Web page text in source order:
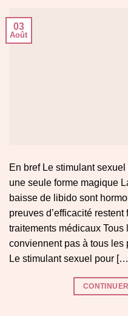
03
Août
En bref Le stimulant
une seule forme magique
baisse de libido sont
preuves d’efficacité
traitements médicaux
conviennent pas à tous les
Le stimulant sexuel pour